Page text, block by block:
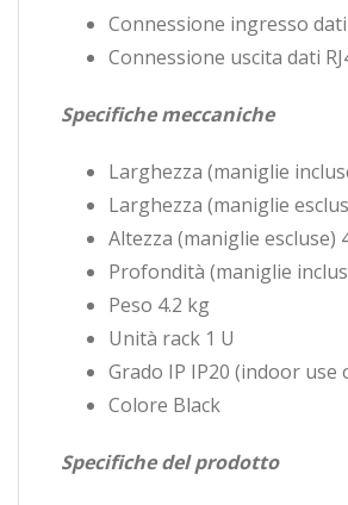
Connessione ingresso dati
Connessione uscita dati
Specifiche meccaniche
Larghezza (maniglie
Larghezza (maniglie
Altezza (maniglie escluse)
Profondità (maniglie
Peso 4.2 kg
Unità rack 1 U
Grado IP IP20 (indoor use
Colore Black
Specifiche del prodotto